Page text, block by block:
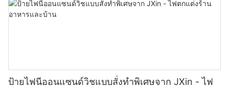
ป้ายไฟนีออนแซนด์วิชแบบสั่งทำพิเศษจาก JXin - ไฟ